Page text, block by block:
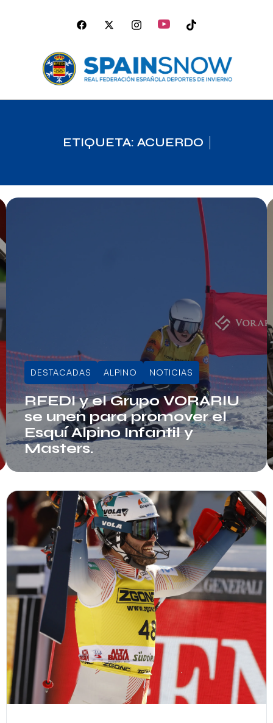
ETIQUETA: ACUERDO
DESTACADAS ALPINO NOTICIAS
RFEDI y el Grupo VORARIU
se unen para promover el
Esquí Alpino Infantil y
Masters.